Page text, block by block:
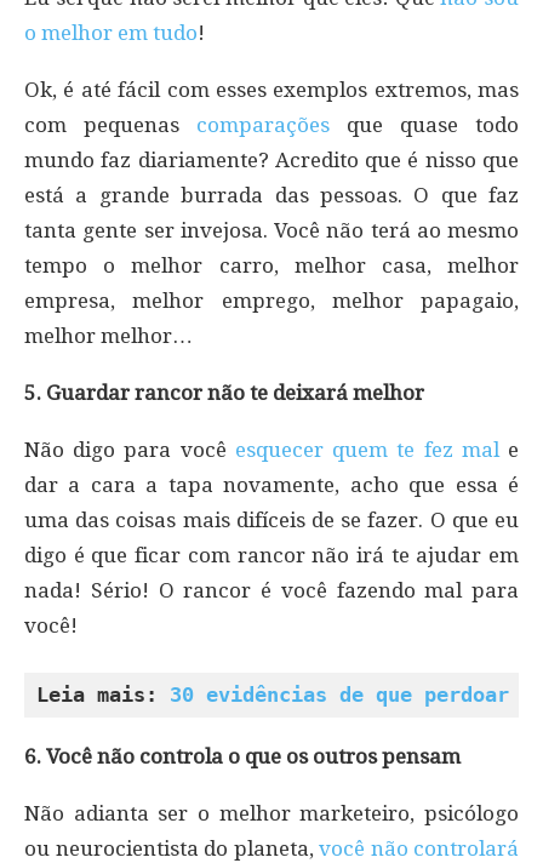
o melhor em tudo!
Ok, é até fácil com esses exemplos extremos, mas
com pequenas comparações que quase todo
mundo faz diariamente? Acredito que é nisso que
está a grande burrada das pessoas. O que faz
tanta gente ser invejosa. Você não terá ao mesmo
tempo o melhor carro, melhor casa, melhor
empresa, melhor emprego, melhor papagaio,
melhor melhor…
5. Guardar rancor não te deixará melhor
Não digo para você esquecer quem te fez mal e
dar a cara a tapa novamente, acho que essa é
uma das coisas mais difíceis de se fazer. O que eu
digo é que ficar com rancor não irá te ajudar em
nada! Sério! O rancor é você fazendo mal para
você!
Leia mais: 30 evidências de que perdoar
6. Você não controla o que os outros pensam
Não adianta ser o melhor marketeiro, psicólogo
ou neurocientista do planeta, você não controlará